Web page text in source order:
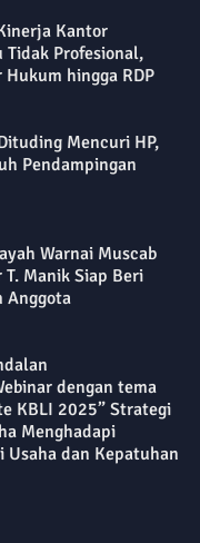
Kantor
Tidak Profesional,
hingga RDP
Mencuri HP,
Pendampingan
Warnai Muscab
Manik Siap Beri
Anggota
dengan tema
KBLI 2025” Strategi
Menghadapi
Usaha dan Kepatuhan